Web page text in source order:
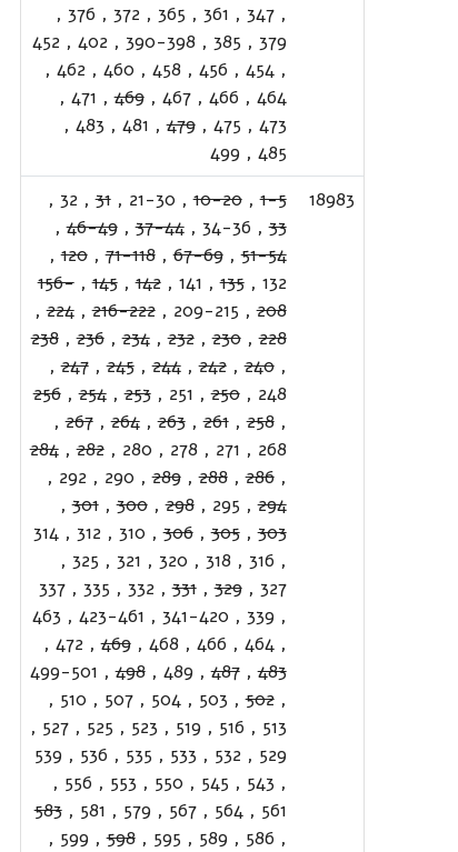
,
347
,
361
,
365
,
372
,
376
,
379
,
385
,
390-398
,
402
,
452
,
454
,
456
,
458
,
460
,
462
,
464
,
466
,
467
,
469
,
471
,
473
,
475
,
479
,
481
,
483
,
485
,
499
18983
1-5
,
10-20
,
21-30
,
31
,
32
,
33
,
34-36
,
37-44
,
46-49
,
51-54
,
67-69
,
71-118
,
120
,
132
,
135
,
141
,
142
,
145
,
156-
208
,
209-215
,
216-222
,
224
,
228
,
230
,
232
,
234
,
236
,
238
,
240
,
242
,
244
,
245
,
247
,
248
,
250
,
251
,
253
,
254
,
256
,
258
,
261
,
263
,
264
,
267
,
268
,
271
,
278
,
280
,
282
,
284
,
286
,
288
,
289
,
290
,
292
,
294
,
295
,
298
,
300
,
301
,
303
,
305
,
306
,
310
,
312
,
314
,
316
,
318
,
320
,
321
,
325
,
327
,
329
,
331
,
332
,
335
,
337
,
339
,
341-420
,
423-461
,
463
,
464
,
466
,
468
,
469
,
472
,
483
,
487
,
489
,
498
,
499-501
,
502
,
503
,
504
,
507
,
510
,
513
,
516
,
519
,
523
,
525
,
527
,
529
,
532
,
533
,
535
,
536
,
539
,
543
,
545
,
550
,
553
,
556
,
561
,
564
,
567
,
579
,
581
,
583
,
586
,
589
,
595
,
598
,
599
,